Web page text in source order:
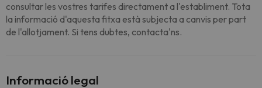
consultar les vostres tarifes directament a l'establiment. Tota
la informació d'aquesta fitxa està subjecta a canvis per part
de l'allotjament. Si tens dubtes, contacta'ns.
Informació legal